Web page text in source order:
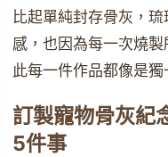
比起單純封存骨灰，
感，也因為每一次燒
此每一件作品都像是獨
訂製寵物骨灰紀
5件事